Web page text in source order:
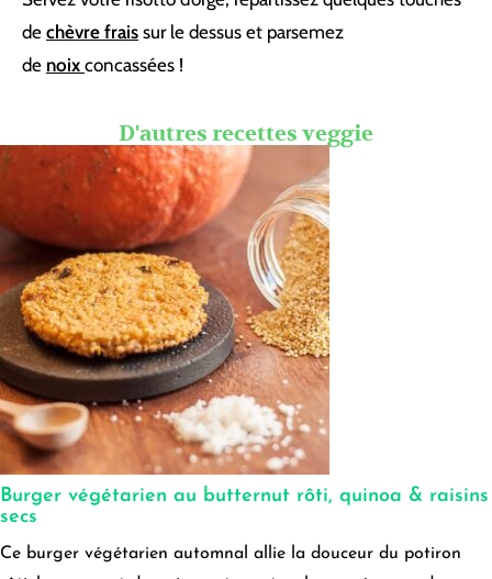
de chèvre frais sur le dessus et parsemez
de noix concassées !
D'autres recettes veggie
Burger végétarien au butternut rôti, quinoa & raisins
secs
Ce burger végétarien automnal allie la douceur du potiron